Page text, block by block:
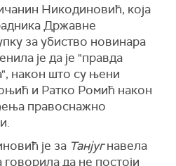
Никодиновић, која
Државне
за убиство новинара
је да је "правда
након што су њени
и Ратко Ромић након
правоснажно
је за Танјугнавела
говорила да не постоји